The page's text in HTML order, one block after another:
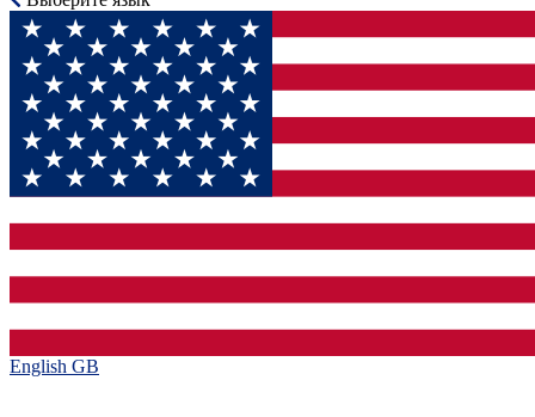
English GB‎